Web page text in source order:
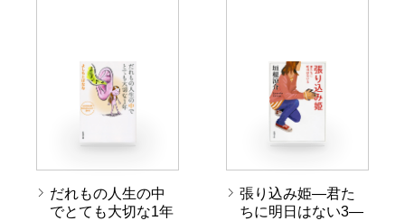
だれもの人生の中
でとても大切な1年
張り込み姫―君た
ちに明日はない3―